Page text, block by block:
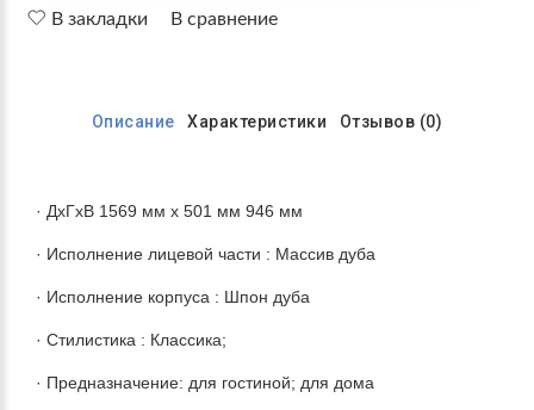
В закладки В сравнение
Описание Характеристики Отзывов (0)
· ДхГхВ 1569 мм х 501 мм 946 мм
· Исполнение лицевой части : Массив дуба
· Исполнение корпуса : Шпон дуба
· Стилистика : Классика;
· Предназначение: для гостиной; для дома